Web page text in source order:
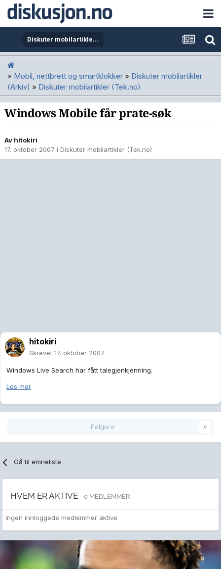
Diskuter mobilartikler (Tek.no)
» Mobil, nettbrett og smartklokker » Diskuter mobilartikler
(Arkiv) » Diskuter mobilartikler (Tek.no)
Windows Mobile får prate-søk
Av hitokiri
17. oktober 2007 i Diskuter mobilartikler (Tek.no)
hitokiri
Skrevet 17. oktober 2007
Windows Live Search har fått talegjenkjenning.
Les mer
Følgere 0
Gå til emneliste
HVEM ER AKTIVE 0 MEDLEMMER
Ingen innloggede medlemmer aktive